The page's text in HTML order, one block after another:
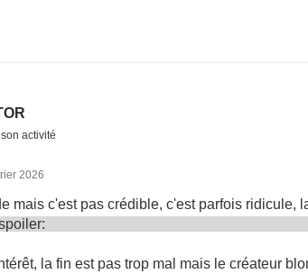
activité
2026
mais c'est pas crédible, c'est parfois ridicule,
la fin est pas trop mal mais le créateur